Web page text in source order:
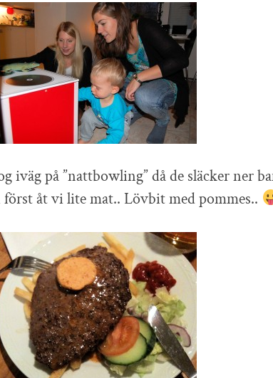
iväg på ”nattbowling” då de släcker ner
åt vi lite mat.. Lövbit med pommes..